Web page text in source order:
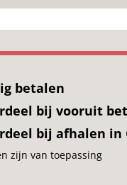
betalen
bij vooruit
bij afhalen in
zijn van toepassing